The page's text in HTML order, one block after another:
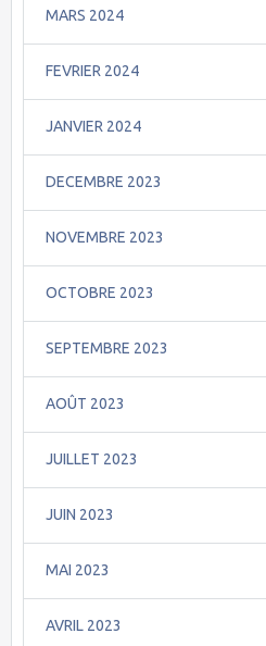
MARS 2024
FEVRIER 2024
JANVIER 2024
DECEMBRE 2023
NOVEMBRE 2023
OCTOBRE 2023
SEPTEMBRE 2023
AOÛT 2023
JUILLET 2023
JUIN 2023
MAI 2023
AVRIL 2023